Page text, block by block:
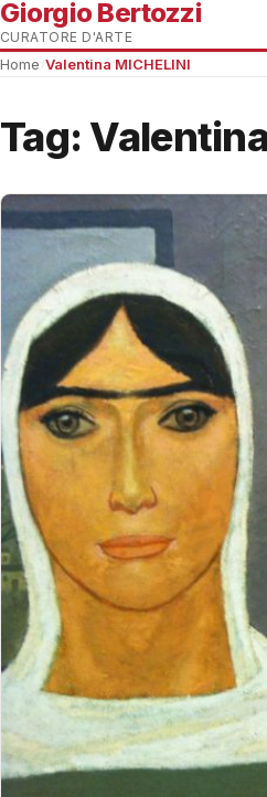
Giorgio Bertozzi
CURATORE D'ARTE
Home Valentina MICHELINI
Tag: